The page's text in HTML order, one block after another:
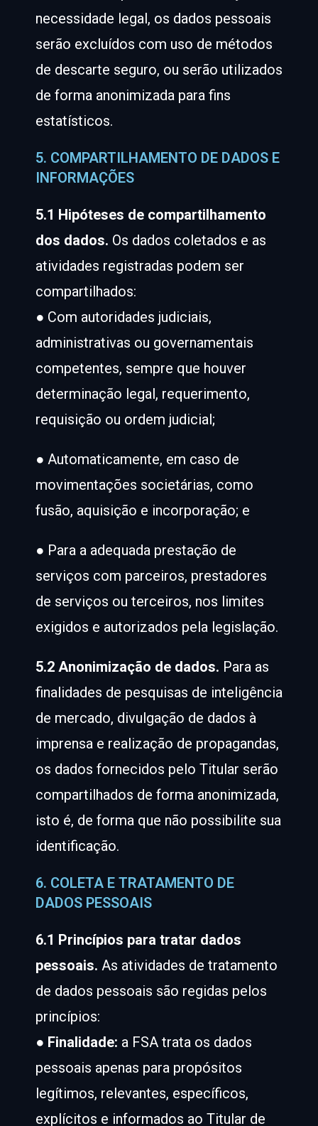
necessidade legal, os dados pessoais
serão excluídos com uso de métodos
de descarte seguro, ou serão utilizados
de forma anonimizada para fins
estatísticos.
5. COMPARTILHAMENTO DE DADOS E
INFORMAÇÕES
5.1 Hipóteses de compartilhamento
dos dados. Os dados coletados e as
atividades registradas podem ser
compartilhados:
● Com autoridades judiciais,
administrativas ou governamentais
competentes, sempre que houver
determinação legal, requerimento,
requisição ou ordem judicial;
● Automaticamente, em caso de
movimentações societárias, como
fusão, aquisição e incorporação; e
● Para a adequada prestação de
serviços com parceiros, prestadores
de serviços ou terceiros, nos limites
exigidos e autorizados pela legislação.
5.2 Anonimização de dados. Para as
finalidades de pesquisas de inteligência
de mercado, divulgação de dados à
imprensa e realização de propagandas,
os dados fornecidos pelo Titular serão
compartilhados de forma anonimizada,
isto é, de forma que não possibilite sua
identificação.
6. COLETA E TRATAMENTO DE
DADOS PESSOAIS
6.1 Princípios para tratar dados
pessoais. As atividades de tratamento
de dados pessoais são regidas pelos
princípios:
● Finalidade: a FSA trata os dados
pessoais apenas para propósitos
legítimos, relevantes, específicos,
explícitos e informados ao Titular de